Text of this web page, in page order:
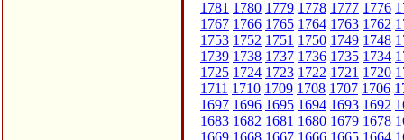
1781 1780 1779 1778 1777 1776
1767 1766 1765 1764 1763 1762
1753 1752 1751 1750 1749 1748
1739 1738 1737 1736 1735 1734
1725 1724 1723 1722 1721 1720
1711 1710 1709 1708 1707 1706
1697 1696 1695 1694 1693 1692
1683 1682 1681 1680 1679 1678